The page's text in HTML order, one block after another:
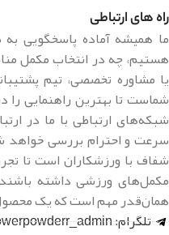
راه های ارتباطی
ما همیشه آماده پاسخگویی
هستیم، چه در انتخاب مکمل
یا مشاوره تخصصی، تیم
شماست تا بهترین راهنمایی را
شبکه‌های ارتباطی با ما در
سرعت و احترام بررسی خواهد
شفاف با ورزشکاران است تا
مکمل‌های ورزشی داشته
همان‌قدر مهم است که یک
تلگرام: powerpowderr_admin